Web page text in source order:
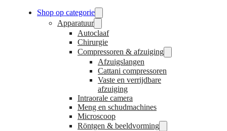
Shop op categorie
Apparatuur
Autoclaaf
Chirurgie
Compressoren & afzuiging
Afzuigslangen
Cattani compressoren
Vaste en verrijdbare
afzuiging
Intraorale camera
Meng en schudmachines
Microscoop
Röntgen & beeldvorming